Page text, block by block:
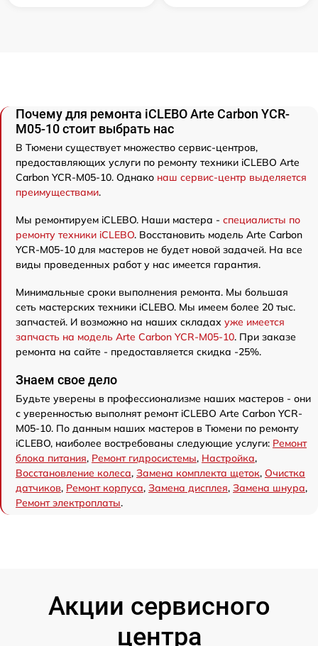
Почему для ремонта iCLEBO Arte Carbon YCR-
M05-10 стоит выбрать нас
В Тюмени существует множество сервис-центров,
предоставляющих услуги по ремонту техники iCLEBO Arte
Carbon YCR-M05-10. Однако наш сервис-центр выделяется
преимуществами.
Мы ремонтируем iCLEBO. Наши мастера - специалисты по
ремонту техники iCLEBO. Восстановить модель Arte Carbon
YCR-M05-10 для мастеров не будет новой задачей. На все
виды проведенных работ у нас имеется гарантия.
Минимальные сроки выполнения ремонта. Мы большая
сеть мастерских техники iCLEBO. Мы имеем более 20 тыс.
запчастей. И возможно на наших складах уже имеется
запчасть на модель Arte Carbon YCR-M05-10. При заказе
ремонта на сайте - предоставляется скидка -25%.
Знаем свое дело
Будьте уверены в профессионализме наших мастеров - они
с уверенностью выполнят ремонт iCLEBO Arte Carbon YCR-
M05-10. По данным наших мастеров в Тюмени по ремонту
iCLEBO, наиболее востребованы следующие услуги: Ремонт
блока питания, Ремонт гидросистемы, Настройка,
Восстановление колеса, Замена комплекта щеток, Очистка
датчиков, Ремонт корпуса, Замена дисплея, Замена шнура,
Ремонт электроплаты.
Акции сервисного
центра